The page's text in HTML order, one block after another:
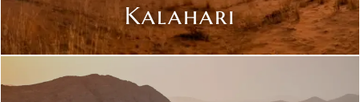
Kalahari